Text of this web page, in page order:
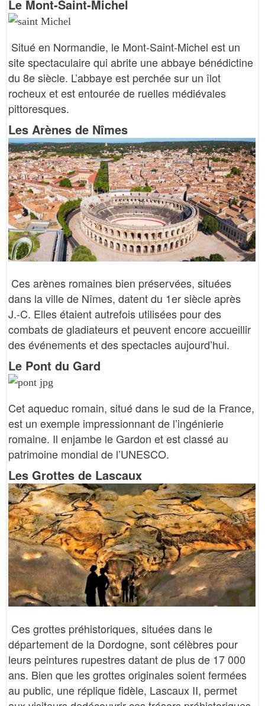
Le Mont-Saint-Michel
Situé en Normandie, le Mont-Saint-Michel est un
site spectaculaire qui abrite une abbaye bénédictine
du 8e siècle. L’abbaye est perchée sur un îlot
rocheux et est entourée de ruelles médiévales
pittoresques.
Les Arènes de Nîmes
Ces arènes romaines bien préservées, situées
dans la ville de Nîmes, datent du 1er siècle après
J.-C. Elles étaient autrefois utilisées pour des
combats de gladiateurs et peuvent encore accueillir
des événements et des spectacles aujourd’hui.
Le Pont du Gard
Cet aqueduc romain, situé dans le sud de la France,
est un exemple impressionnant de l’ingénierie
romaine. Il enjambe le Gardon et est classé au
patrimoine mondial de l’UNESCO.
Les Grottes de Lascaux
Ces grottes préhistoriques, situées dans le
département de la Dordogne, sont célèbres pour
leurs peintures rupestres datant de plus de 17 000
ans. Bien que les grottes originales soient fermées
au public, une réplique fidèle, Lascaux II, permet